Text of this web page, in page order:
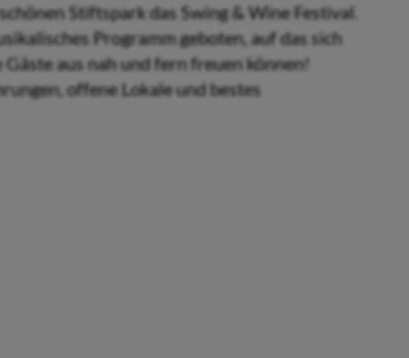
Stiftspark das Swing & Wine Festival.
Programm geboten, auf das sich
aus nah und fern freuen können!
offene Lokale und bestes